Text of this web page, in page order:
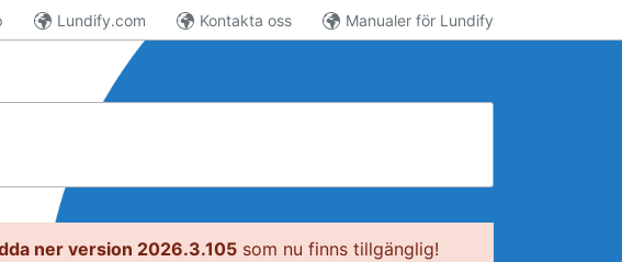
Lundify.com Kontakta oss Manualer för Lundify
ner version 2026.3.105 som nu finns tillgänglig!